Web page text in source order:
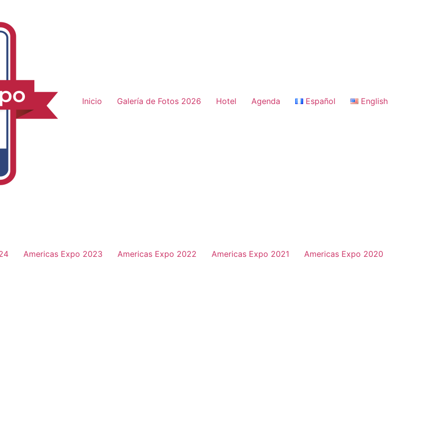
Inicio Galería de Fotos 2026 Hotel Agenda Español English
Americas Expo 2023 Americas Expo 2022 Americas Expo 2021
Americas Expo 2020